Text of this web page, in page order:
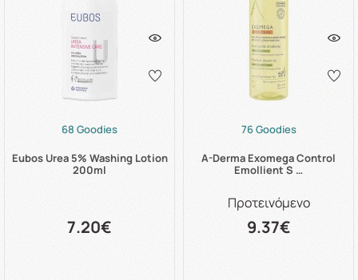
68 Goodies
Eubos Urea 5% Washing Lotion
200ml
7.20€
76 Goodies
A-Derma Exomega Control
Emollient S …
Προτεινόμενο
9.37€